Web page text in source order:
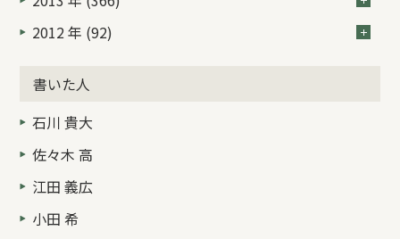
2012 年 (92)
書いた人
石川 貴大
佐々木 高
江田 義広
小田 希